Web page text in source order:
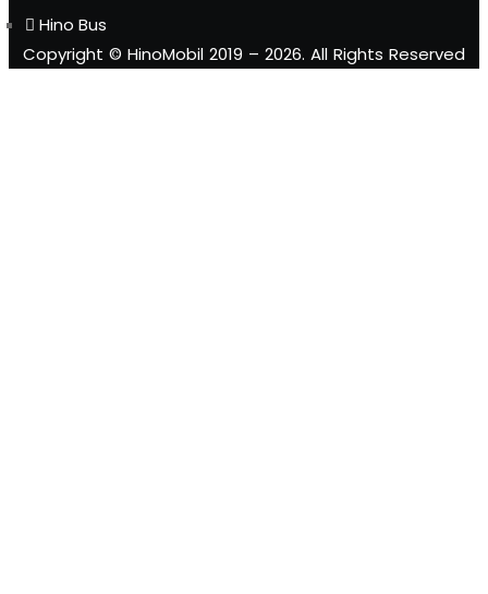
Hino Bus
Copyright © HinoMobil 2019 – 2026. All Rights Reserved